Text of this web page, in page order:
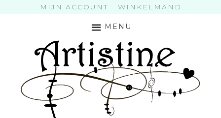
MIJN ACCOUNT WINKELMAND
MENU